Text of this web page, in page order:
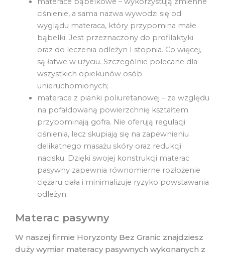
ciśnienie, a sama nazwa wywodzi się od
wyglądu materaca, który przypomina małe
bąbelki. Jest przeznaczony do profilaktyki
oraz do leczenia odleżyn I stopnia. Co więcej,
są łatwe w użyciu. Szczególnie polecane dla
wszystkich opiekunów osób
unieruchomionych;
materace z pianki poliuretanowej – ze względu
na pofałdowaną powierzchnię kształtem
przypominają gofra. Nie oferują regulacji
ciśnienia, lecz skupiają się na zapewnieniu
delikatnego masażu skóry oraz redukcji
nacisku. Dzięki swojej konstrukcji materac
pasywny zapewnia równomierne rozłożenie
ciężaru ciała i minimalizuje ryzyko powstawania
odleżyn.
Materac pasywny
W naszej firmie Horyzonty Bez Granic znajdziesz
duży wymiar materacy pasywnych wykonanych z